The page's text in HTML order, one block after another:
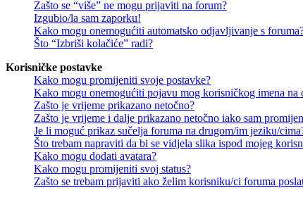
Zašto se “više” ne mogu prijaviti na forum?
Izgubio/la sam zaporku!
Kako mogu onemogućiti automatsko odjavljivanje s
Što “Izbriši kolačiće” radi?
Korisničke postavke
Kako mogu promijeniti svoje postavke?
Kako mogu onemogućiti pojavu mog korisničkog imena na
Zašto je vrijeme prikazano netočno?
Zašto je vrijeme i dalje prikazano netočno iako sam
Je li moguć prikaz sučelja foruma na drugom/im jeziku/
Što trebam napraviti da bi se vidjela slika ispod mojeg
Kako mogu dodati avatara?
Kako mogu promijeniti svoj status?
Zašto se trebam prijaviti ako želim korisniku/ci foruma